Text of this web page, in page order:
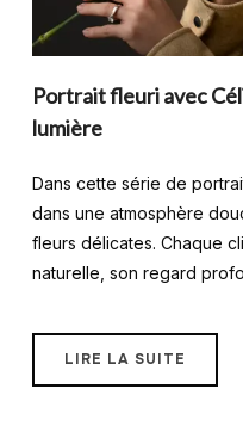
Portrait fleuri avec
lumière
Dans cette série de
dans une atmosphère
fleurs délicates. Chaque
naturelle, son regard
LIRE LA SUITE